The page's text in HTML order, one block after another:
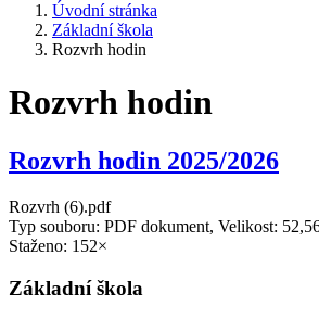
Úvodní stránka
Základní škola
Rozvrh hodin
Rozvrh hodin
Rozvrh hodin 2025/2026
Rozvrh (6).pdf
Typ souboru: PDF dokument, Velikost:
Staženo: 152×
Základní škola